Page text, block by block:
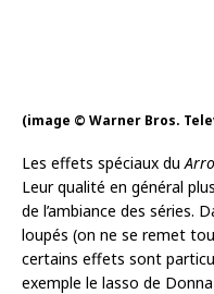
(image © Warner Bros.
Les effets spéciaux du
Leur qualité en général
de l’ambiance des séries.
loupés (on ne se remet
certains effets sont
exemple le lasso de